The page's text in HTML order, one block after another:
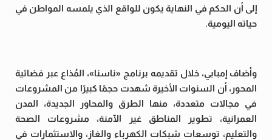
إلى أن الحكم في النهاية يكون للواقع الذي يلمسه المواطن في
حياته اليومية.
وأضاف إمبابي، خلال تقديمه برنامج «ناسنا»، المُذاع عبر فضائية
المحور، أن السنوات الأخيرة شهدت حجمًا كبيرًا من المشروعات
في مجالات متعددة، منها الطرق والمحاور الجديدة، المدن
العمرانية، تطوير المناطق غير الآمنة، مشروعات الصحة
والتعليم، توسعات شبكات الكهرباء والغاز، والاستثمارات في